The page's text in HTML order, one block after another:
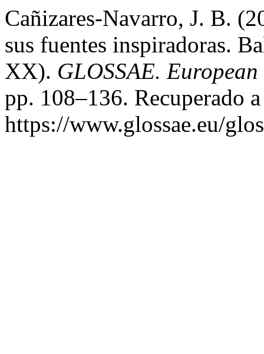
Cañizares-Navarro, J. B.
sus fuentes inspiradoras.
XX). GLOSSAE.
pp. 108–136. Recuperado
https://www.glossae.eu/